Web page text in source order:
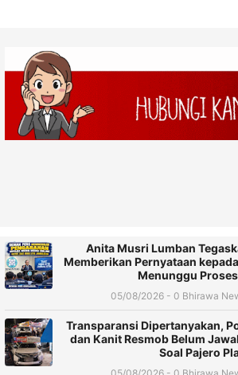
Anita Musri Lumban
Memberikan Pernyataan
Menunggu
05/08/2026 - 0 Bhirawa
Transparansi Dipertanyakan,
dan Kanit Resmob Belum
Soal Pajero